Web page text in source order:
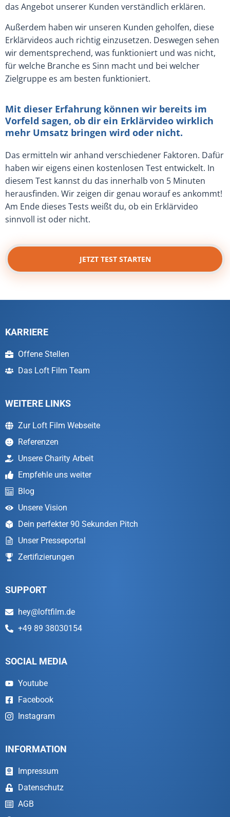
das Angebot unserer Kunden verständlich erklären.
Außerdem haben wir unseren Kunden geholfen, diese
Erklärvideos auch richtig einzusetzen. Deswegen sehen
wir dementsprechend, was funktioniert und was nicht,
für welche Branche es Sinn macht und bei welcher
Zielgruppe es am besten funktioniert.
Mit dieser Erfahrung können wir bereits im
Vorfeld sagen, ob dir ein Erklärvideo wirklich
mehr Umsatz bringen wird oder nicht.
Das ermitteln wir anhand verschiedener Faktoren. Dafür
haben wir eigens einen kostenlosen Test entwickelt. In
diesem Test kannst du das innerhalb von 5 Minuten
herausfinden. Wir zeigen dir genau worauf es ankommt!
Am Ende dieses Tests weißt du, ob ein Erklärvideo
sinnvoll ist oder nicht.
JETZT TEST STARTEN
SUPPORT
hey@loftfilm.de
+49 89 38030154
SOCIAL MEDIA
Youtube
Facebook
Instagram
INFORMATION
Impressum
Datenschutz
AGB
KARRIERE
Offene Stellen
Das Loft Film Team
WEITERE LINKS
Zur Loft Film Webseite
Referenzen
Unsere Charity Arbeit
Empfehle uns weiter
Blog
Unsere Vision
Dein perfekter 90 Sekunden Pitch
Unser Presseportal
Zertifizierungen